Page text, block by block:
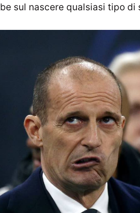
sul nascere qualsiasi tipo di